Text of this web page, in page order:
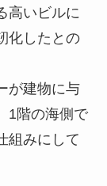
高いビルに
化したとの
が建物に与
1階の海側で
組みにして